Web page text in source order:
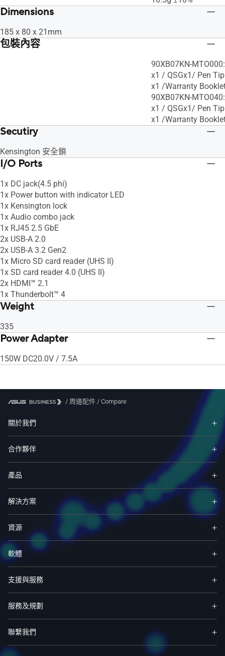
Dimensions
185 x 80 x 21mm
包裝內容
90XB07KN-
x1 / QSGx1/ Pen
x1 /Warranty
90XB07KN-
x1 / QSGx1/ Pen
x1 /Warranty
Secutiry
Kensington 安全鎖
I/O Ports
1x DC jack(4.5 phi)
1x Power button with indicator LED
1x Kensington lock
1x Audio combo jack
1x RJ45 2.5 GbE
2x USB-A 2.0
2x USB-A 3.2 Gen2
1x Micro SD card reader (UHS II)
1x SD card reader 4.0 (UHS II)
2x HDMI™ 2.1
1x Thunderbolt™ 4
Weight
335
Power Adapter
150W DC20.0V / 7.5A
/ 周邊配件 / Compare
關於我們
合作夥伴
產品
解決方案
資源
軟體
支援與服務
服務及規劃
聯繫我們